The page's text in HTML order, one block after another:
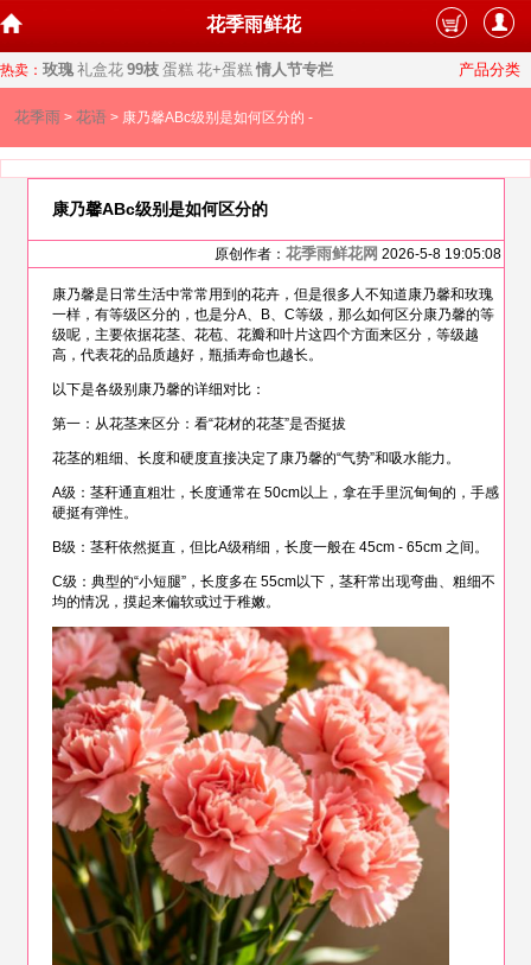
花季雨鲜花
热卖： 玫瑰 礼盒花 99枝 蛋糕 花+蛋糕 情人节专栏 产品分类
花季雨 > 花语 > 康乃馨ABc级别是如何区分的 -
康乃馨ABc级别是如何区分的
原创作者： 花季雨鲜花网 2026-5-8 19:05:08
康乃馨是日常生活中常常用到的花卉，但是很多人不知道康乃馨和玫瑰
一样，有等级区分的，也是分A、B、C等级，那么如何区分康乃馨的等
级呢，主要依据花茎、花苞、花瓣和叶片这四个方面来区分，等级越
高，代表花的品质越好，瓶插寿命也越长。
以下是各级别康乃馨的详细对比：
第一：从花茎来区分：看“花材的花茎”是否挺拔
花茎的粗细、长度和硬度直接决定了康乃馨的“气势”和吸水能力。
A级：茎秆通直粗壮，长度通常在 50cm以上，拿在手里沉甸甸的，手感
硬挺有弹性。
B级：茎秆依然挺直，但比A级稍细，长度一般在 45cm - 65cm 之间。
C级：典型的“小短腿”，长度多在 55cm以下，茎秆常出现弯曲、粗细不
均的情况，摸起来偏软或过于稚嫩。